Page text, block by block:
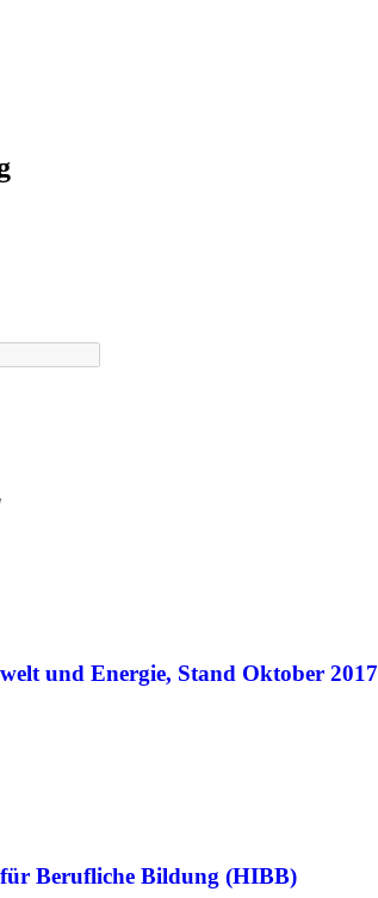
und Energie, Stand Oktober 2017
Berufliche Bildung (HIBB)